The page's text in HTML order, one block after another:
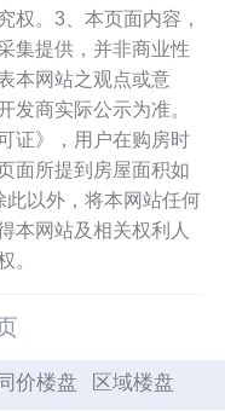
权。3、本页面内容，
集提供，并非商业性
本网站之观点或意
发商实际公示为准。
证》，用户在购房时
面所提到房屋面积如
以外，将本网站任何
本网站及相关权利人
。
同价楼盘 区域楼盘